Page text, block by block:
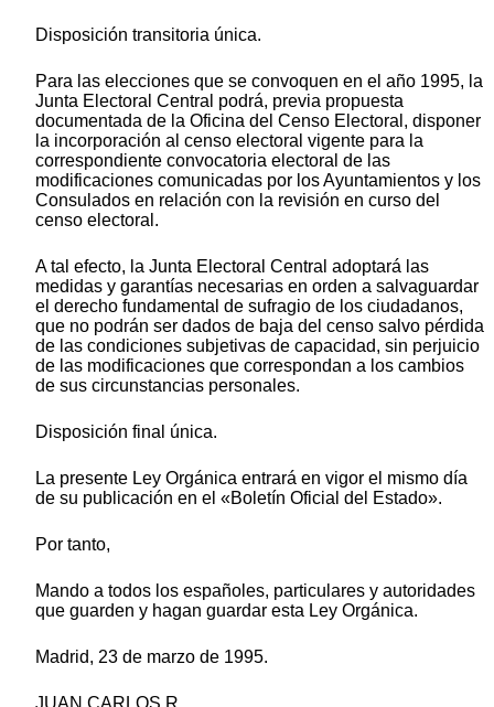
Disposición transitoria única.
Para las elecciones que se convoquen en el año 1995, la
Junta Electoral Central podrá, previa propuesta
documentada de la Oficina del Censo Electoral, disponer
la incorporación al censo electoral vigente para la
correspondiente convocatoria electoral de las
modificaciones comunicadas por los Ayuntamientos y los
Consulados en relación con la revisión en curso del
censo electoral.
A tal efecto, la Junta Electoral Central adoptará las
medidas y garantías necesarias en orden a salvaguardar
el derecho fundamental de sufragio de los ciudadanos,
que no podrán ser dados de baja del censo salvo pérdida
de las condiciones subjetivas de capacidad, sin perjuicio
de las modificaciones que correspondan a los cambios
de sus circunstancias personales.
Disposición final única.
La presente Ley Orgánica entrará en vigor el mismo día
de su publicación en el «Boletín Oficial del Estado».
Por tanto,
Mando a todos los españoles, particulares y autoridades
que guarden y hagan guardar esta Ley Orgánica.
Madrid, 23 de marzo de 1995.